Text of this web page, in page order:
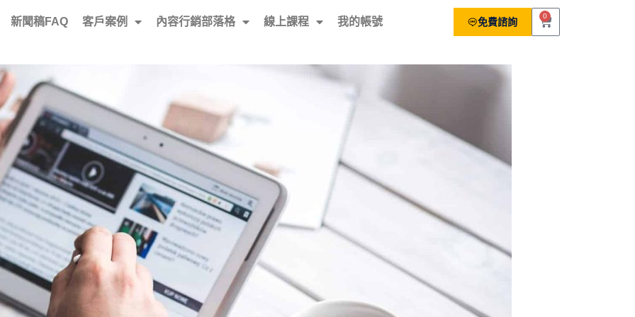
新聞稿FAQ 客戶案例 內容行銷部落格 線上課程 我的帳號 免費諮詢
0